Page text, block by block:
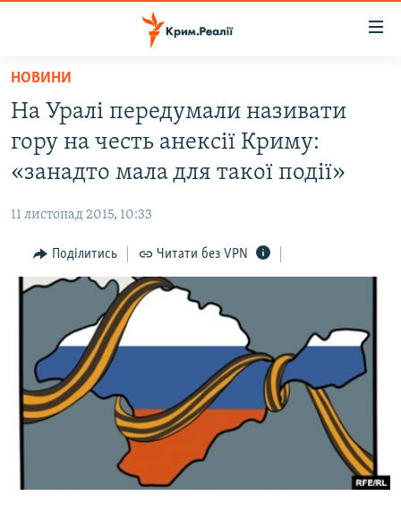
Перейти
основного
матеріалу
Перейти
до
основної
Перейти
пошуку
ВОДА.КРИМ
ВІДЕО ТА ФОТО
БЛОГИ
ПОГЛЯД
ІНТЕРВ'Ю
ВСЕ ЗА ДЕНЬ
СПЕЦПРОЕКТИ
ДЕПОРТАЦІЯ
ВІДЕОУРОКИ «ELIFBE»
СВІДЧЕННЯ ОКУПАЦІЇ
УКРАЇНСЬКА ПРОБЛЕМА КРИМУ
ЯК ОБІЙТИ БЛОКУВАННЯ
НОВИНИ
На Уралі передумали називати
гору на честь анексії Криму:
«занадто мала для такої події»
11 листопад 2015, 10:33
Поділитись Читати без VPN